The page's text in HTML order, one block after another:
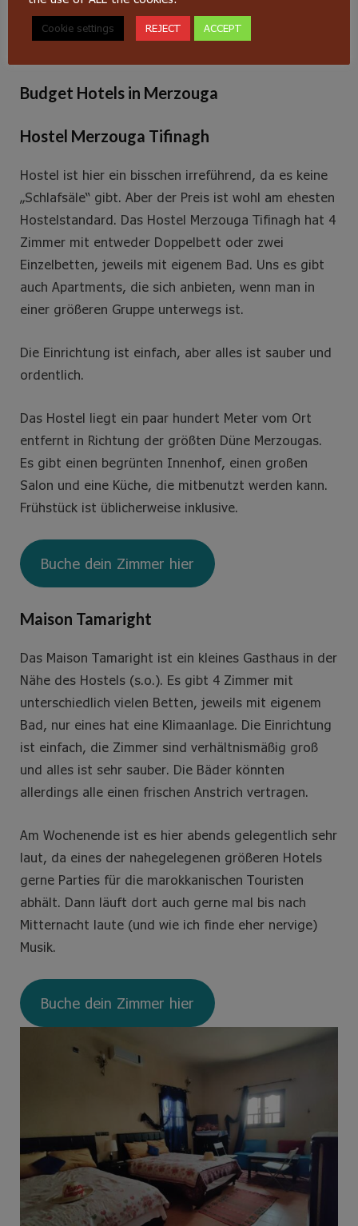
Buche dein Zimmer hier
Budget Hotels in Merzouga
Hostel Merzouga Tifinagh
Hostel ist hier ein bisschen irreführend, da es keine
„Schlafsäle“ gibt. Aber der Preis ist wohl am ehesten
Hostelstandard. Das Hostel Merzouga Tifinagh hat 4
Zimmer mit entweder Doppelbett oder zwei
Einzelbetten, jeweils mit eigenem Bad. Uns es gibt
auch Apartments, die sich anbieten, wenn man in
einer größeren Gruppe unterwegs ist.
Die Einrichtung ist einfach, aber alles ist sauber und
ordentlich.
Das Hostel liegt ein paar hundert Meter vom Ort
entfernt in Richtung der größten Düne Merzougas.
Es gibt einen begrünten Innenhof, einen großen
Salon und eine Küche, die mitbenutzt werden kann.
Frühstück ist üblicherweise inklusive.
Buche dein Zimmer hier
Maison Tamaright
Das Maison Tamaright ist ein kleines Gasthaus in der
Nähe des Hostels (s.o.). Es gibt 4 Zimmer mit
unterschiedlich vielen Betten, jeweils mit eigenem
Bad, nur eines hat eine Klimaanlage. Die Einrichtung
ist einfach, die Zimmer sind verhältnismäßig groß
und alles ist sehr sauber. Die Bäder könnten
allerdings alle einen frischen Anstrich vertragen.
Am Wochenende ist es hier abends gelegentlich sehr
laut, da eines der nahegelegenen größeren Hotels
gerne Parties für die marokkanischen Touristen
abhält. Dann läuft dort auch gerne mal bis nach
Mitternacht laute (und wie ich finde eher nervige)
Musik.
Buche dein Zimmer hier
Cookie settings REJECT ACCEPT